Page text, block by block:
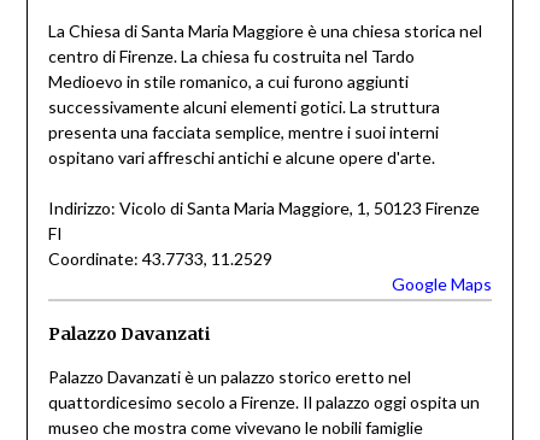
La Chiesa di Santa Maria Maggiore è una chiesa storica nel
centro di Firenze. La chiesa fu costruita nel Tardo
Medioevo in stile romanico, a cui furono aggiunti
successivamente alcuni elementi gotici. La struttura
presenta una facciata semplice, mentre i suoi interni
ospitano vari affreschi antichi e alcune opere d'arte.
Indirizzo: Vicolo di Santa Maria Maggiore, 1, 50123 Firenze
FI
Coordinate: 43.7733, 11.2529
Google Maps
Palazzo Davanzati
Palazzo Davanzati è un palazzo storico eretto nel
quattordicesimo secolo a Firenze. Il palazzo oggi ospita un
museo che mostra come vivevano le nobili famiglie